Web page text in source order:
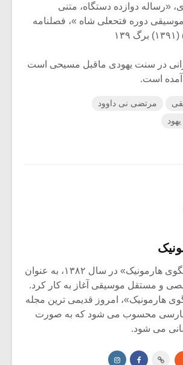
«رساله دوازده دستگاه، متنی
موسیقی دوره فتحعلی شاه »، فصلنامه
در سنت یهودی ماقبل مسیحی است
است.
مرتضی نی داوود
مجله آنلاین «گفتگوی هارمونیک» در سال ۱۳۸۲، به عنوان
و مستقل موسیقی آغاز به کار کرد.
هارمونیک»، امروز قدیمی ترین مجله
فارسی محسوب می شود که به صورت
می شود.